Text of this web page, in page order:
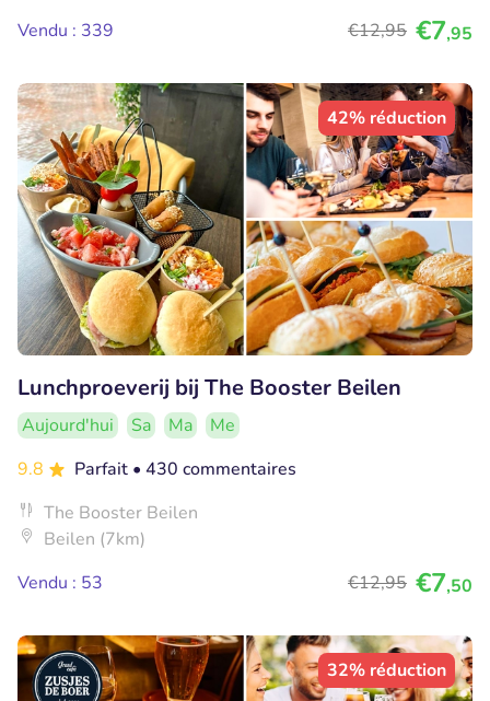
Vendu : 339
€12,95 €7,95
42% réduction
Lunchproeverij bij The Booster Beilen
Aujourd'hui Sa Ma
Me
9.8
Parfait • 430 commentaires
The Booster Beilen
Beilen (7km)
Vendu : 53
€12,95 €7,50
32% réduction